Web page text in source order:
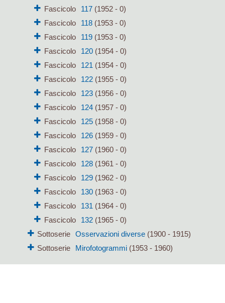
Fascicolo
117(1952 - 0)
Fascicolo
118(1953 - 0)
Fascicolo
119(1953 - 0)
Fascicolo
120(1954 - 0)
Fascicolo
121 (1954 - 0)
Fascicolo
122(1955 - 0)
Fascicolo
123(1956 - 0)
Fascicolo
124(1957 - 0)
Fascicolo
125(1958 - 0)
Fascicolo
126(1959 - 0)
Fascicolo
127(1960 - 0)
Fascicolo
128(1961 - 0)
Fascicolo
129(1962 - 0)
Fascicolo
130(1963 - 0)
Fascicolo
131 (1964 - 0)
Fascicolo
132(1965 - 0)
Sottoserie
Osservazioni diverse (1900 - 1915)
Sottoserie
Mirofotogrammi (1953 - 1960)